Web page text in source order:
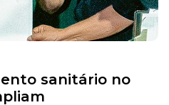
sanitário no